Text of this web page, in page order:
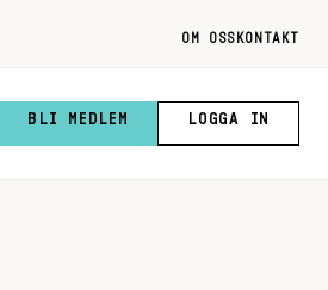
OM OSS KONTAKT
BLI MEDLEM LOGGA IN